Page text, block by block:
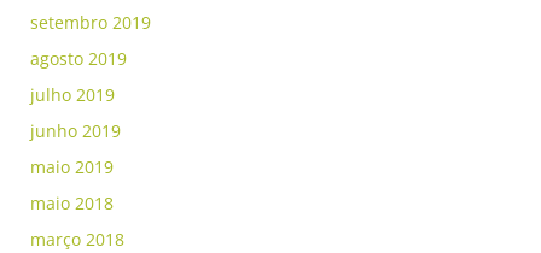
setembro 2019
agosto 2019
julho 2019
junho 2019
maio 2019
maio 2018
março 2018